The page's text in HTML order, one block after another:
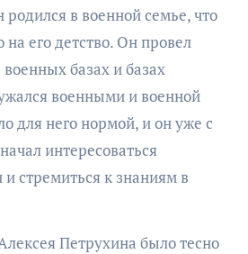
в военной семье, что
на его детство. Он провел
базах и базах
военными и военной
для него нормой, и он уже с
интересоваться
стремиться к знаниям в
Петрухина было тесно